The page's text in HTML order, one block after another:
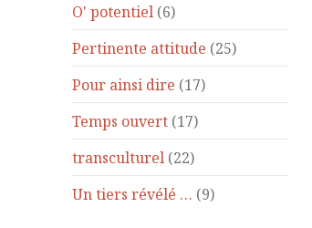
O' potentiel (6)
Pertinente attitude (25)
Pour ainsi dire (17)
Temps ouvert (17)
transculturel (22)
Un tiers révélé … (9)